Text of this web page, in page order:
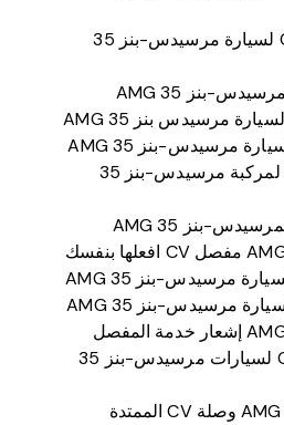
استبدال مفصل CV لسيارة مرسيدس-بنز 35
أعراض مفصل CV لمركبة مرسيدس-بنز 35
استدعاء مفصل CV لسيارات مرسيدس-بنز 35